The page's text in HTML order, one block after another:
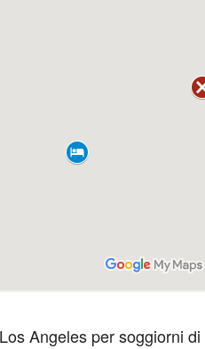
Angeles per soggiorni